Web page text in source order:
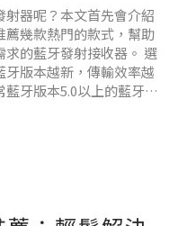
器呢？本文首先會介紹
薦幾款熱門的款式，幫助
的藍牙發射接收器。 選
版本越新，傳輸效率越
牙版本5.0以上的藍牙接
般。AAC 適合蘋果設
質的音頻體驗。若您對音